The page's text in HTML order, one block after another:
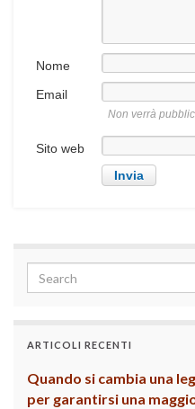
Nome
Email
Non verrà
Sito web
ARTICOLI RECENTI
Quando si cambia una
per garantirsi una